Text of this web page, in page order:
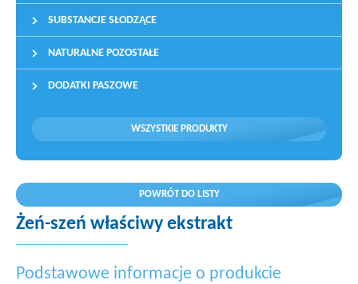
SUBSTANCJE SŁODZĄCE
NATURALNE POZOSTAŁE
DODATKI PASZOWE
WSZYSTKIE PRODUKTY
POWRÓT DO LISTY
Żeń-szeń właściwy ekstrakt
Podstawowe informacje o produkcie